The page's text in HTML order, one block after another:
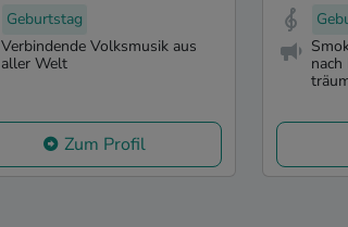
Geburtstag
Verbindende Volksmusik aus
aller Welt
Zum Profil